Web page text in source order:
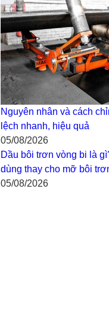
Nguyên nhân và cách
lệch nhanh, hiệu quả
05/08/2026
Dầu bôi trơn vòng bi là
dùng thay cho mỡ bôi
05/08/2026